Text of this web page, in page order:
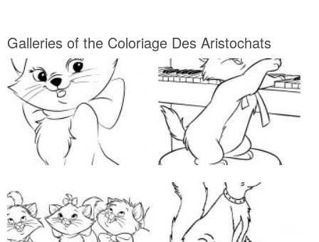
Galleries of the Coloriage Des Aristochats